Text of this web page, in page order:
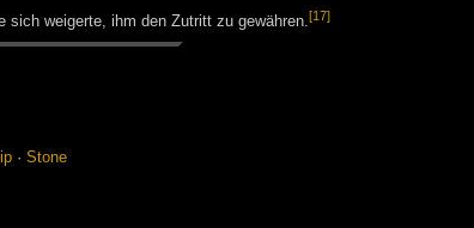
sich weigerte, ihm den Zutritt zu gewähren.[17]
· Sto­ne